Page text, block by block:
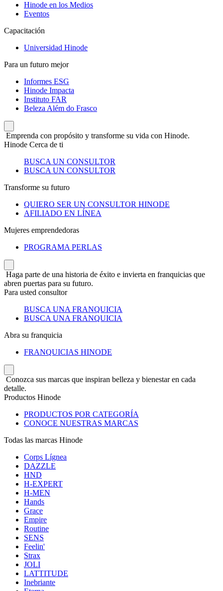
Hinode en los Medios
Eventos
Capacitación
Universidad Hinode
Para un futuro mejor
Informes ESG
Hinode Impacta
Instituto FAR
Beleza Além do Frasco
Emprenda con propósito y transforme su vida con Hinode.
Hinode Cerca de ti
BUSCA UN CONSULTOR
BUSCA UN CONSULTOR
Transforme su futuro
QUIERO SER UN CONSULTOR HINODE
AFILIADO EN LÍNEA
Mujeres emprendedoras
PROGRAMA PERLAS
Haga parte de una historia de éxito e invierta en franquicias que
abren puertas para su futuro.
Para usted consultor
BUSCA UNA FRANQUICIA
BUSCA UNA FRANQUICIA
Abra su franquicia
FRANQUICIAS HINODE
Conozca sus marcas que inspiran belleza y bienestar en cada
detalle.
Productos Hinode
PRODUCTOS POR CATEGORÍA
CONOCE NUESTRAS MARCAS
Todas las marcas Hinode
Corps Lígnea
DAZZLE
HND
H-EXPERT
H-MEN
Hands
Grace
Empire
Routine
SENS
Feelin'
Strax
JOLI
LATTITUDE
Inebriante